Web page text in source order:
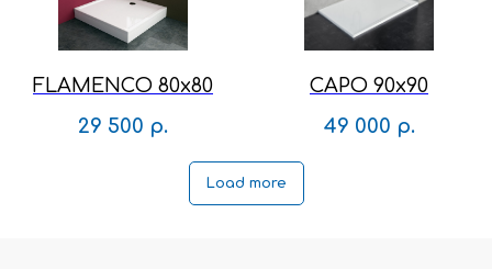
FLAMENCO 80x80
29 500 р.
CAPO 90x90
49 000 р.
Load more